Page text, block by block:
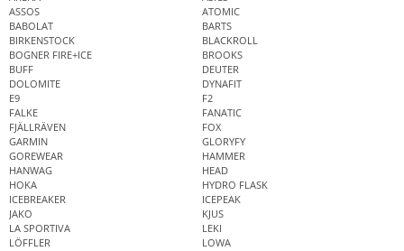
ASSOS
ATOMIC
BABOLAT
BARTS
BIRKENSTOCK
BLACKROLL
BOGNER FIRE+ICE
BROOKS
BUFF
DEUTER
DOLOMITE
DYNAFIT
E9
F2
FALKE
FANATIC
FJÄLLRÄVEN
FOX
GARMIN
GLORYFY
GOREWEAR
HAMMER
HANWAG
HEAD
HOKA
HYDRO FLASK
ICEBREAKER
ICEPEAK
JAKO
KJUS
LA SPORTIVA
LEKI
LÖFFLER
LOWA